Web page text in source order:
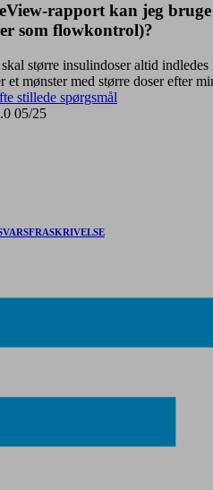
rapport kan jeg
som flowkontrol)?
større insulindoser altid
et mønster med større doser efter
stillede spørgsmål
05/25